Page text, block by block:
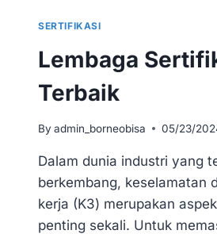
SERTIFIKASI
Lembaga
Terbaik
By admin_borneobisa 05/23/
Dalam dunia industri yang
berkembang, keselamatan
kerja (K3) merupakan
penting sekali. Untuk